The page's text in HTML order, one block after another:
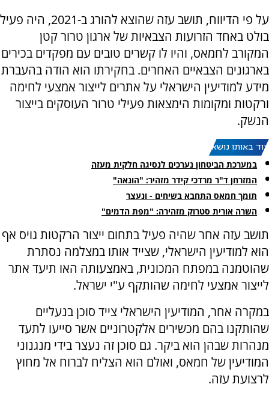
על פי הדיווח, תושב עזה שהוצא להורג ב-2021, היה פעיל
בולט באחד הזרועות הצבאיות של ארגון טרור קטן
המקורב לחמאס, והיו לו קשרים טובים עם מפקדים בכירים
בארגונים הצבאיים האחרים. בחקירתו הוא הודה בהעברת
מידע למודיעין הישראלי על אתרים לייצור אמצעי לחימה
ורקטות ומקומות הימצאות פעילי טרור העוסקים בייצור
הנשק.
עוד באותו נושא:
במערכת הביטחון נערכים לנסיגה חלקית מעזה
המזרחן ד"ר מרדכי קידר מזהיר: "הונאה"
תומך חמאס התחבא בשיחים - ונעצר
השרה אורית סטרוק מזהירה: "מפת הדמים"
תושב עזה אחר שהיה פעיל בתחום ייצור הרקטות גויס אף
הוא למודיעין הישראלי, שצייד אותו במצלמה נסתרת
שהוטמנה במפתח המכונית, באמצעותה האו תיעד אתר
לייצור אמצעי לחימה שהותקף ע"י ישראל.
במקרה אחר, המודיעין הישראלי צייד סוכן בנעליים
שהותקנו בהם מכשירים אלקטרוניים אשר סייעו לתעד
מנהרות שבהן הוא ביקר. גם סוכן זה נעצר בידי מנגנוני
המודיעין של חמאס, ואולם הוא הצליח לברוח אל מחוץ
לרצועת עזה.